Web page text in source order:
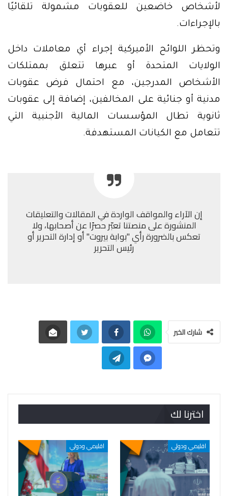
لأشخاص خاضعين للعقوبات مشمولة تلقائيًا
بالإجراءات.
وتحظر اللوائح الأميركية إجراء أي معاملات داخل
الولايات المتحدة أو عبرها تتعلق بممتلكات
الأشخاص المدرجين، مع احتمال فرض عقوبات
مدنية أو جنائية على المخالفين، إضافة إلى عقوبات
ثانوية تطال المؤسسات المالية الأجنبية التي
تتعامل مع الكيانات المستهدفة.
إن الآراء والمواقف الواردة في المقالات والتعليقات
المنشورة على منصتنا تعبّر حصرًا عن أصحابها، ولا
تعكس بالضرورة رأي "بوابة بيروت" أو إدارة التحرير أو
رئيس التحرير
شارك الخبر
اخترنا لك
اقليمي ودولي اقليمي ودولي